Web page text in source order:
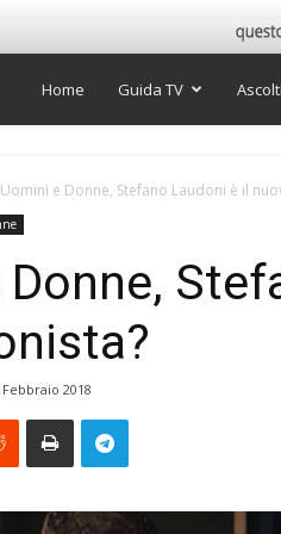
Super
Home Guida TV
Uomini e Donne, Stefano Laudoni è il
Febbraio 2018